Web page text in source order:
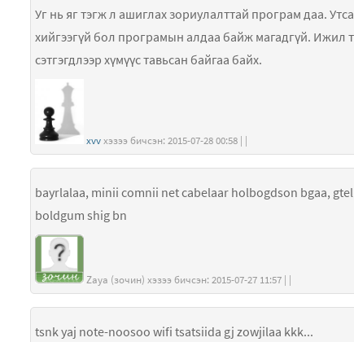
Уг нь яг тэгж л ашиглах зориулалттай програм даа.
хийгээгүй бол програмын алдаа байж магадгүй. Ижил
сэтгэгдлээр хүмүүс тавьсан байгаа байх.
xvv хэзээ бичсэн: 2015-07-28 00:58 | |
bayrlalaa, minii comnii net cabelaar holbogdson bgaa,
boldgum shig bn
Zaya (зочин) хэзээ бичсэн: 2015-07-27 11:57 | |
tsnk yaj note-noosoo wifi tsatsiida gj zowjilaa kkk...